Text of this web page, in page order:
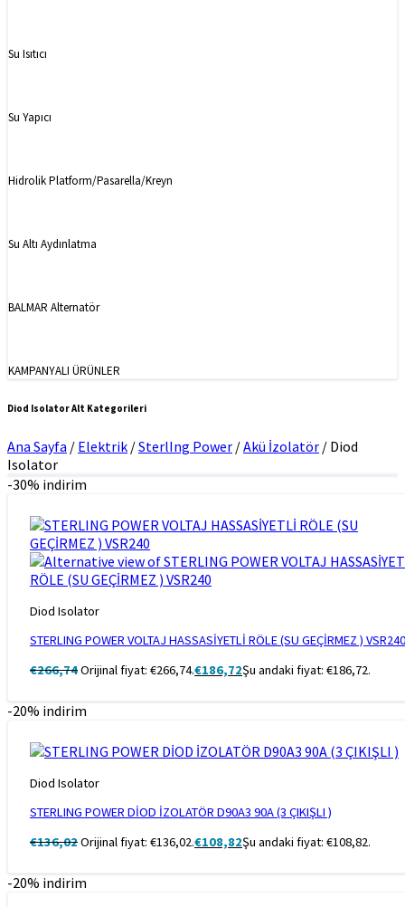
Su Isıtıcı
Su Yapıcı
Hidrolik Platform/Pasarella/Kreyn
Su Altı Aydınlatma
BALMAR Alternatör
KAMPANYALI ÜRÜNLER
Diod Isolator Alt Kategorileri
Ana Sayfa / Elektrik /SterlIng Power /Akü İzolatör / Diod
Isolator
-30% indirim
Diod Isolator
STERLING POWER VOLTAJ HASSASİYETLİ RÖLE (SU GEÇİRMEZ ) VSR240
€266,74Orijinal fiyat: €266,74.€186,72Şu andaki fiyat: €186,72.
-20% indirim
Diod Isolator
STERLING POWER DİOD İZOLATÖR D90A3 90A (3 ÇIKIŞLI )
€136,02Orijinal fiyat: €136,02.€108,82Şu andaki fiyat: €108,82.
-20% indirim